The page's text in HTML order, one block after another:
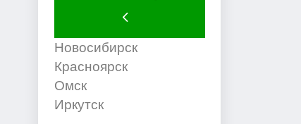
Новосибирск
Красноярск
Омск
Иркутск